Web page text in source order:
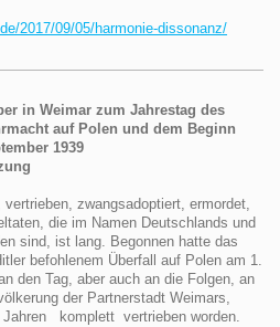
2017/09/05/harmonie-dissonanz/
in Weimar zum Jahrestag des
auf Polen und dem Beginn
1939
zwangsadoptiert, ermordet,
die im Namen Deutschlands und
sind, ist lang. Begonnen hatte das
befohlenem Überfall auf Polen am 1.
den Tag, aber auch an die Folgen, an
der Partnerstadt Weimars,
komplett vertrieben worden.